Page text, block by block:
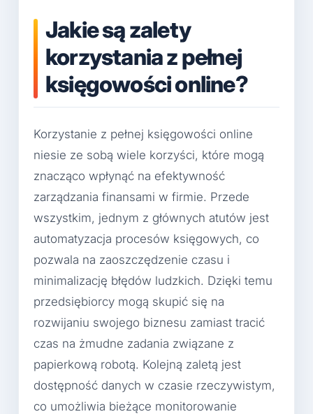
Jakie są zalety
korzystania z pełnej
księgowości online?
Korzystanie z pełnej księgowości online
niesie ze sobą wiele korzyści, które mogą
znacząco wpłynąć na efektywność
zarządzania finansami w firmie. Przede
wszystkim, jednym z głównych atutów jest
automatyzacja procesów księgowych, co
pozwala na zaoszczędzenie czasu i
minimalizację błędów ludzkich. Dzięki temu
przedsiębiorcy mogą skupić się na
rozwijaniu swojego biznesu zamiast tracić
czas na żmudne zadania związane z
papierkową robotą. Kolejną zaletą jest
dostępność danych w czasie rzeczywistym,
co umożliwia bieżące monitorowanie